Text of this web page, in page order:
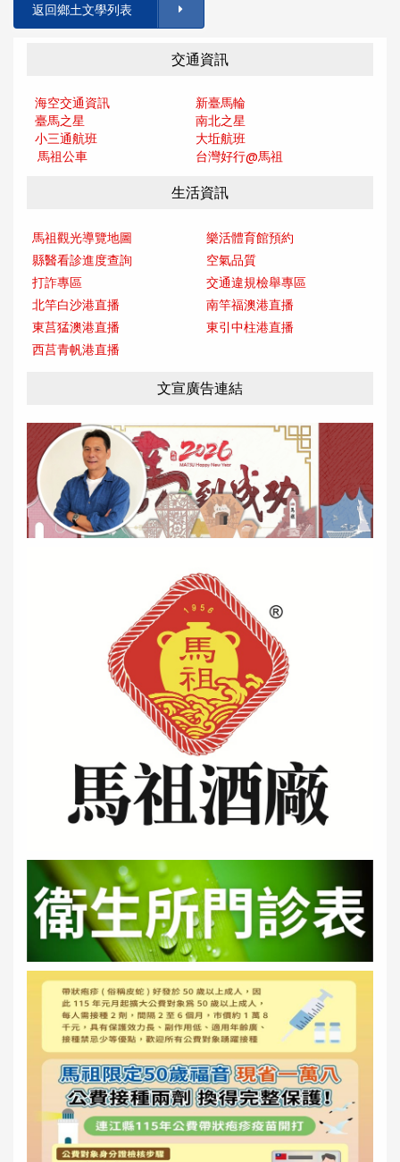
返回鄉土文學列表
交通資訊
海空交通資訊
新臺馬輪
臺馬之星
南北之星
小三通航班
大坵航班
馬祖公車
台灣好行@馬祖
生活資訊
馬祖觀光導覽地圖
樂活體育館預約
縣醫看診進度查詢
空氣品質
打詐專區
交通違規檢舉專區
北竿白沙港直播
南竿福澳港直播
東莒猛澳港直播
東引中柱港直播
西莒青帆港直播
文宣廣告連結